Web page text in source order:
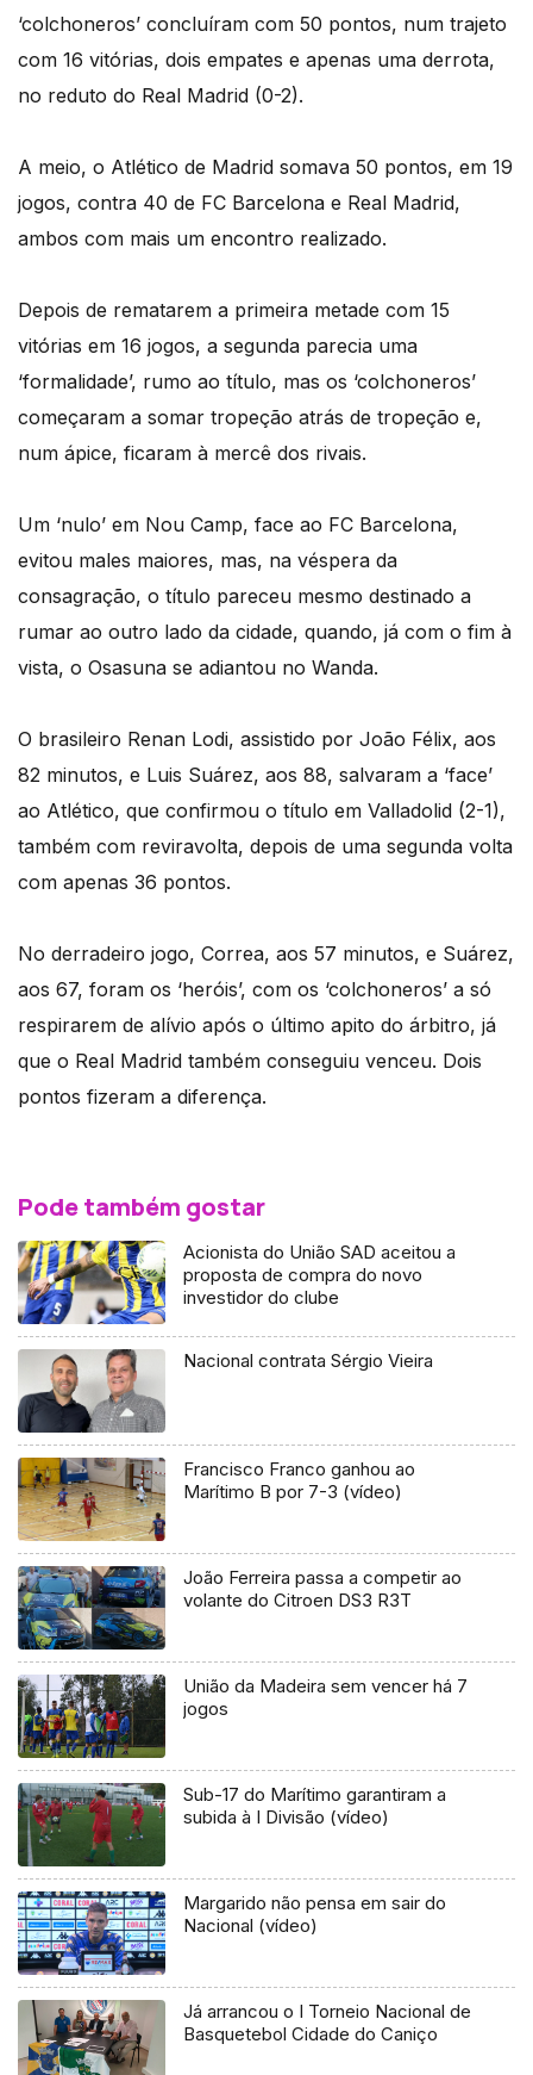
‘colchoneros’ concluíram com 50 pontos, num trajeto
com 16 vitórias, dois empates e apenas uma derrota,
no reduto do Real Madrid (0-2).
A meio, o Atlético de Madrid somava 50 pontos, em 19
jogos, contra 40 de FC Barcelona e Real Madrid,
ambos com mais um encontro realizado.
Depois de rematarem a primeira metade com 15
vitórias em 16 jogos, a segunda parecia uma
‘formalidade’, rumo ao título, mas os ‘colchoneros’
começaram a somar tropeção atrás de tropeção e,
num ápice, ficaram à mercê dos rivais.
Um ‘nulo’ em Nou Camp, face ao FC Barcelona,
evitou males maiores, mas, na véspera da
consagração, o título pareceu mesmo destinado a
rumar ao outro lado da cidade, quando, já com o fim à
vista, o Osasuna se adiantou no Wanda.
O brasileiro Renan Lodi, assistido por João Félix, aos
82 minutos, e Luis Suárez, aos 88, salvaram a ‘face’
ao Atlético, que confirmou o título em Valladolid (2-1),
também com reviravolta, depois de uma segunda volta
com apenas 36 pontos.
No derradeiro jogo, Correa, aos 57 minutos, e Suárez,
aos 67, foram os ‘heróis’, com os ‘colchoneros’ a só
respirarem de alívio após o último apito do árbitro, já
que o Real Madrid também conseguiu venceu. Dois
pontos fizeram a diferença.
Pode também gostar
Acionista do União SAD aceitou a
proposta de compra do novo
investidor do clube
Nacional contrata Sérgio Vieira
Francisco Franco ganhou ao
Marítimo B por 7-3 (vídeo)
João Ferreira passa a competir ao
volante do Citroen DS3 R3T
União da Madeira sem vencer há 7
jogos
Sub-17 do Marítimo garantiram a
subida à I Divisão (vídeo)
Margarido não pensa em sair do
Nacional (vídeo)
Já arrancou o I Torneio Nacional de
Basquetebol Cidade do Caniço